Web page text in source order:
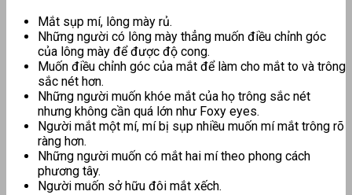
Mắt sụp mí, lông mày rủ.
Những người có lông mày thẳng muốn điều chỉnh góc
của lông mày để được độ cong.
Muốn điều chỉnh góc của mắt để làm cho mắt to và trông
sắc nét hơn.
Những người muốn khóe mắt của họ trông sắc nét
nhưng không cần quá lớn như Foxy eyes.
Người mắt một mí, mí bị sụp nhiều muốn mí mắt trông rõ
ràng hơn.
Những người muốn có mắt hai mí theo phong cách
phương tây.
Người muốn sở hữu đôi mắt xếch.